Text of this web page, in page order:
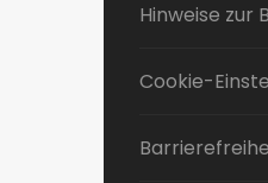
Hinweise zur
Cookie-